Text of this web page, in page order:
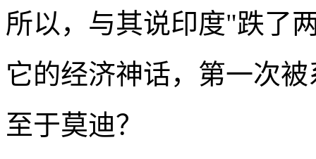
所以，与其说印度"跌了
它的经济神话，第一次
至于莫迪？